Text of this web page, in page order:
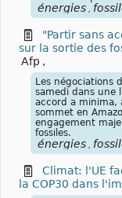
énergies
"Partir sans
sur la sortie des
Afp ,
Les négociations
samedi dans une
accord a minima,
sommet en
engagement
fossiles.
énergies
Climat: l'UE
la COP30 dans